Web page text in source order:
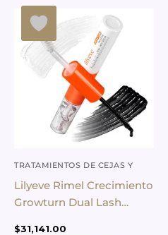
TRATAMIENTOS DE CEJAS Y
Lilyeve Rimel Crecimiento
Growturn Dual Lash
$31,141.00